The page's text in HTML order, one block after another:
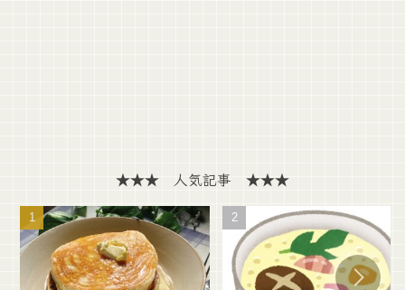
★★★ 人気記事 ★★★